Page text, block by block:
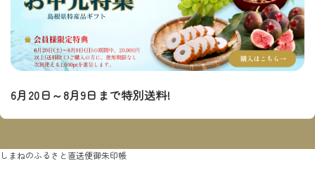
6月20日～8月9日まで特別送料!
しまねのふるさと直送便御朱印帳